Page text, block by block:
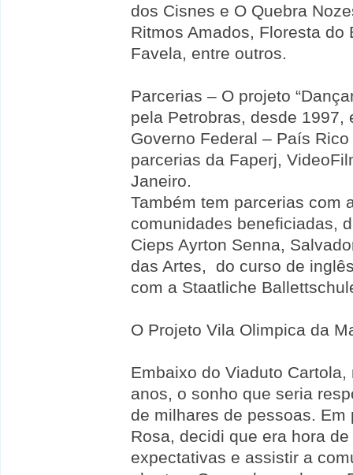
dos Cisnes e O Quebra
Ritmos Amados, Floresta
Favela, entre outros.
Parcerias – O projeto
pela Petrobras, desde
Governo Federal – País
parcerias da Faperj,
Janeiro.
Também tem parcerias com
comunidades beneficiadas,
Cieps Ayrton Senna,
das Artes, do curso de
com a Staatliche
O Projeto Vila Olimpica da
Embaixo do Viaduto
anos, o sonho que seria
de milhares de pessoas.
Rosa, decidi que era hora
expectativas e assistir a